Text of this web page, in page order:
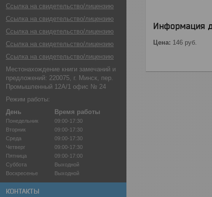
Ссылка на свидетельство/лицензию
Ссылка на свидетельство/лицензию
Ссылка на свидетельство/лицензию
Ссылка на свидетельство/лицензию
Ссылка на свидетельство/лицензию
Местонахождение книги замечаний и
предложений: 220075, г. Минск, пер.
Промышленный 12А/1 офис № 24
Режим работы:
День
Время работы
Понедельник
09:00-17:30
Вторник
09:00-17:30
Среда
09:00-17:30
Четверг
09:00-17:30
Пятница
09:00-17:00
Суббота
Выходной
Воскресенье
Выходной
КОНТАКТЫ
Информация
Цена: 146 руб.